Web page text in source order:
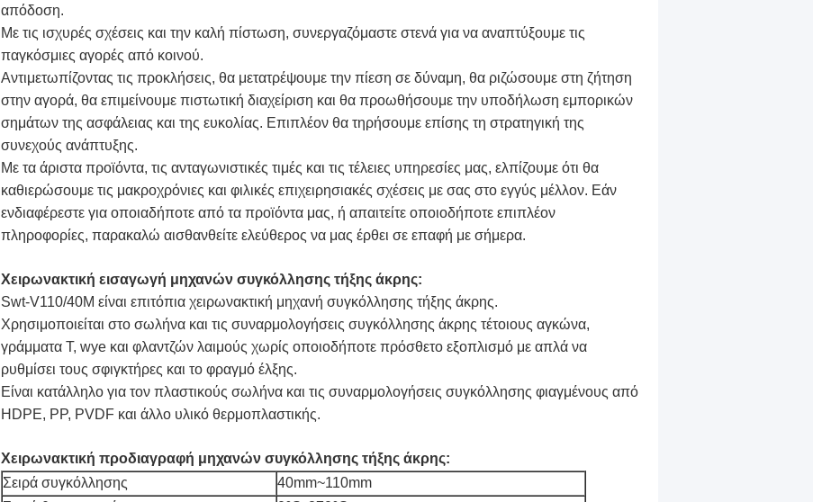
απόδοση.
Με τις ισχυρές σχέσεις και την καλή πίστωση, συνεργαζόμαστε στενά για να αναπτύξουμε τις
παγκόσμιες αγορές από κοινού.
Αντιμετωπίζοντας τις προκλήσεις, θα μετατρέψουμε την πίεση σε δύναμη, θα ριζώσουμε στη ζήτηση
στην αγορά, θα επιμείνουμε πιστωτική διαχείριση και θα προωθήσουμε την υποδήλωση εμπορικών
σημάτων της ασφάλειας και της ευκολίας. Επιπλέον θα τηρήσουμε επίσης τη στρατηγική της
συνεχούς ανάπτυξης.
Με τα άριστα προϊόντα, τις ανταγωνιστικές τιμές και τις τέλειες υπηρεσίες μας, ελπίζουμε ότι θα
καθιερώσουμε τις μακροχρόνιες και φιλικές επιχειρησιακές σχέσεις με σας στο εγγύς μέλλον. Εάν
ενδιαφέρεστε για οποιαδήποτε από τα προϊόντα μας, ή απαιτείτε οποιοδήποτε επιπλέον
πληροφορίες, παρακαλώ αισθανθείτε ελεύθερος να μας έρθει σε επαφή με σήμερα.
Χειρωνακτική εισαγωγή μηχανών συγκόλλησης τήξης άκρης:
Swt-V110/40M είναι επιτόπια χειρωνακτική μηχανή συγκόλλησης τήξης άκρης.
Χρησιμοποιείται στο σωλήνα και τις συναρμολογήσεις συγκόλλησης άκρης τέτοιους αγκώνα,
γράμματα Τ, wye και φλαντζών λαιμούς χωρίς οποιοδήποτε πρόσθετο εξοπλισμό με απλά να
ρυθμίσει τους σφιγκτήρες και το φραγμό έλξης.
Είναι κατάλληλο για τον πλαστικούς σωλήνα και τις συναρμολογήσεις συγκόλλησης φιαγμένους από
HDPE, PP, PVDF και άλλο υλικό θερμοπλαστικής.
Χειρωνακτική προδιαγραφή μηχανών συγκόλλησης τήξης άκρης:
Σειρά συγκόλλησης
40mm~110mm